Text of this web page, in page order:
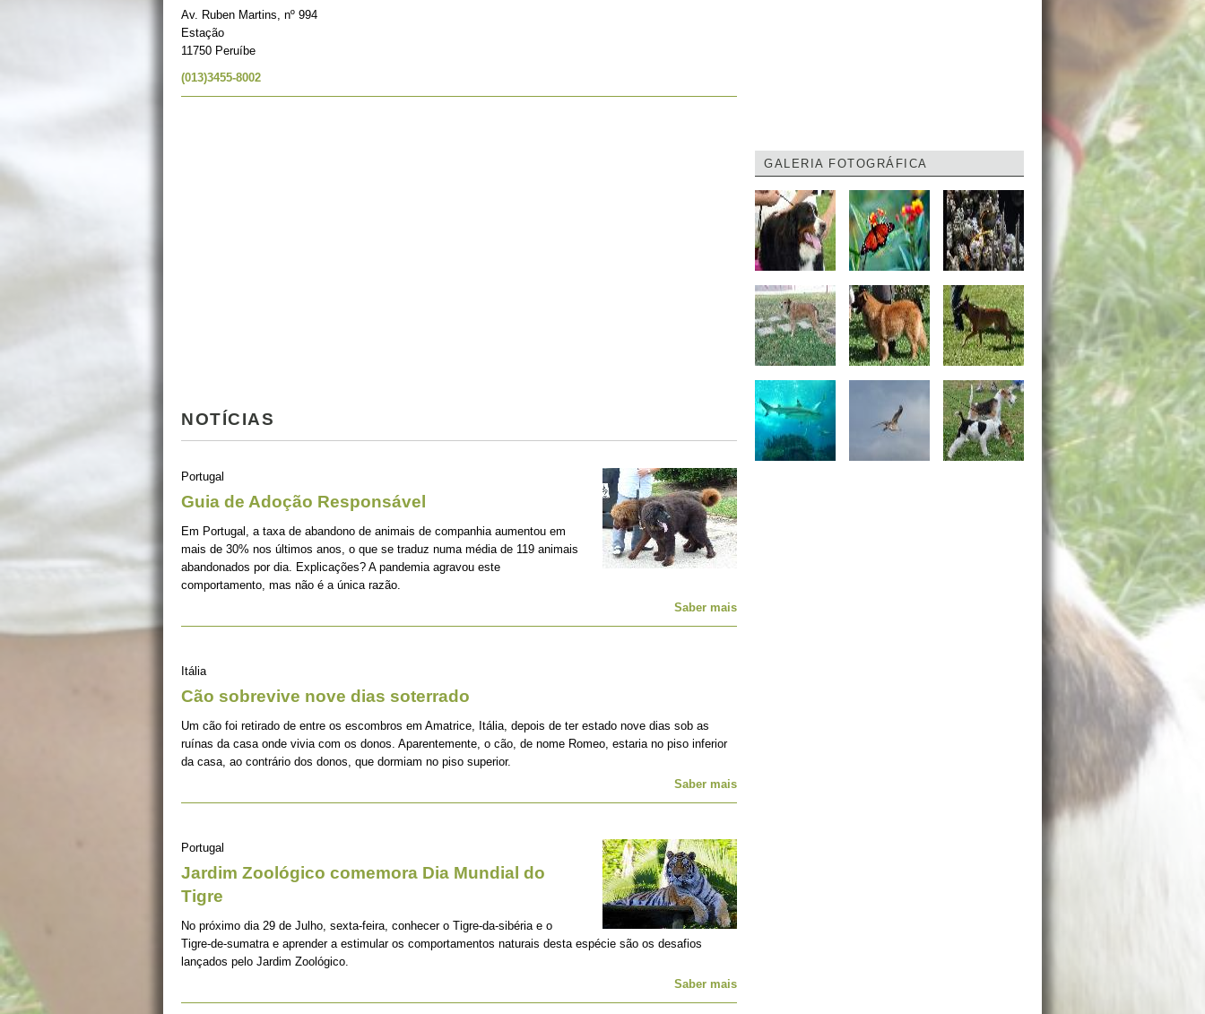
Av. Ruben Martins, nº 994
Estação
11750 Peruíbe
(013)3455-8002
NOTÍCIAS
Portugal
Guia de Adoção Responsável
Em Portugal, a taxa de abandono de animais de companhia aumentou em
mais de 30% nos últimos anos, o que se traduz numa média de 119 animais
abandonados por dia. Explicações? A pandemia agravou este
comportamento, mas não é a única razão.
Saber mais
Itália
Cão sobrevive nove dias soterrado
Um cão foi retirado de entre os escombros em Amatrice, Itália, depois de ter estado nove dias sob as
ruínas da casa onde vivia com os donos. Aparentemente, o cão, de nome Romeo, estaria no piso inferior
da casa, ao contrário dos donos, que dormiam no piso superior.
Saber mais
Portugal
Jardim Zoológico comemora Dia Mundial do
Tigre
No próximo dia 29 de Julho, sexta-feira, conhecer o Tigre-da-sibéria e o
Tigre-de-sumatra e aprender a estimular os comportamentos naturais desta espécie são os desafios
lançados pelo Jardim Zoológico.
Saber mais
GALERIA FOTOGRÁFICA